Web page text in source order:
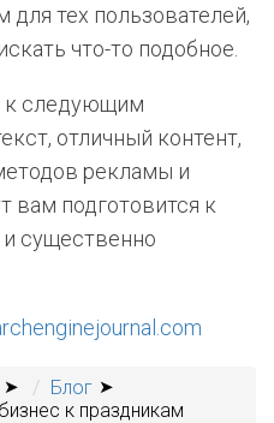
для тех пользователей,
что-то подобное.
к следующим
отличный контент,
рекламы и
вам подготовится к
существенно
Блог
к праздникам